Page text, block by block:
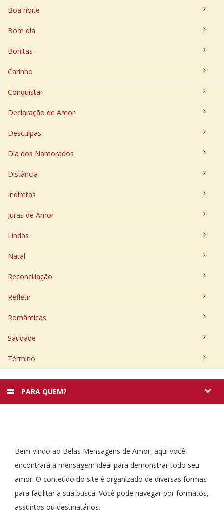
Boa noite
Bom dia
Bonitas
Carinho
Conquistar
Declaração de Amor
Desculpas
Dia dos Namorados
Distância
Indiretas
Juras de Amor
Lindas
Natal
Reconciliação
Refletir
Românticas
Saudade
Término
PARA QUEM?
Bem-vindo ao Belas Mensagens de Amor, aqui você
encontrará a mensagem ideal para demonstrar todo seu
amor. O conteúdo do site é organizado de diversas formas
para facilitar a sua busca. Você pode navegar por formatos,
assuntos ou destinatários.